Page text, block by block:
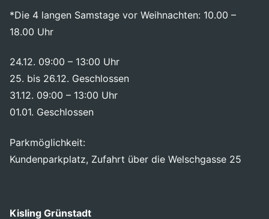
*Die 4 langen Samstage vor Weihnachten: 10.00 –
18.00 Uhr
24.12. 09:00 – 13:00 Uhr
25. bis 26.12. Geschlossen
31.12. 09:00 – 13:00 Uhr
01.01. Geschlossen
Parkmöglichkeit:
Kundenparkplatz, Zufahrt über die Welschgasse 25
Kisling Grünstadt